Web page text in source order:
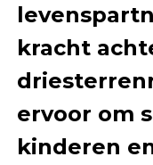
kracht
ervoor om
kinderen